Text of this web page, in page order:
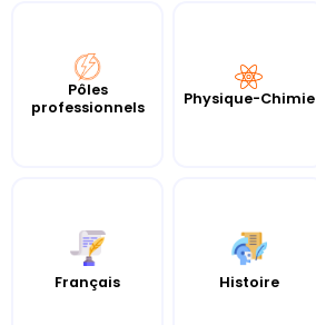
Pôles
professionnels
Physique-Chimie
Français Histoire